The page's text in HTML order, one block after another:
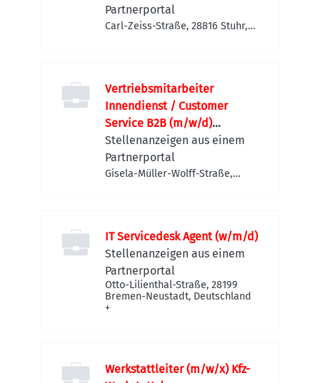
Partnerportal
Carl-Zeiss-Straße, 28816 Stuhr,
Vertriebsmitarbeiter
Innendienst / Customer
Service B2B (m/w/d)
Spirituosen
Stellenanzeigen aus einem
Partnerportal
Gisela-Müller-Wolff-Straße,
IT Servicedesk Agent (w/m/d)
Stellenanzeigen aus einem
Partnerportal
Otto-Lilienthal-Straße, 28199
Bremen-Neustadt, Deutschland
+
Werkstattleiter (m/w/x) Kfz-